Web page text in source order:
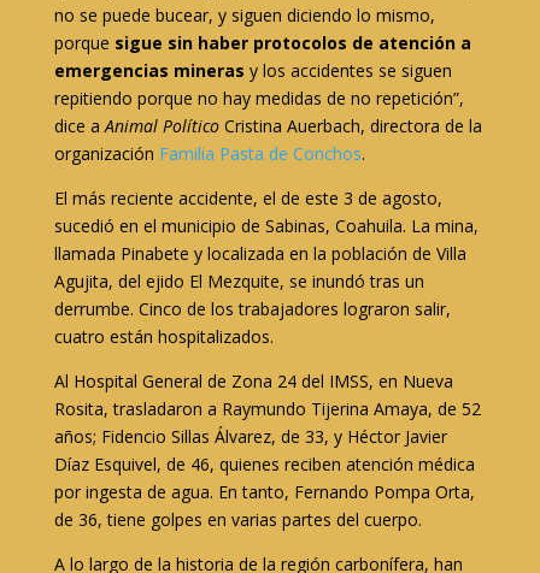
no se puede bucear, y siguen diciendo lo mismo,
porque sigue sin haber protocolos de atención a
emergencias mineras y los accidentes se siguen
repitiendo porque no hay medidas de no repetición”,
dice aAnimal PolíticoCristina Auerbach, directora de la
organización Familia Pasta de Conchos.
El más reciente accidente, el de este 3 de agosto,
sucedió en el municipio de Sabinas, Coahuila. La mina,
llamada Pinabete y localizada en la población de Villa
Agujita, del ejido El Mezquite, se inundó tras un
derrumbe. Cinco de los trabajadores lograron salir,
cuatro están hospitalizados.
Al Hospital General de Zona 24 del IMSS, en Nueva
Rosita, trasladaron a Raymundo Tijerina Amaya, de 52
años; Fidencio Sillas Álvarez, de 33, y Héctor Javier
Díaz Esquivel, de 46, quienes reciben atención médica
por ingesta de agua. En tanto, Fernando Pompa Orta,
de 36, tiene golpes en varias partes del cuerpo.
A lo largo de la historia de la región carbonífera, han